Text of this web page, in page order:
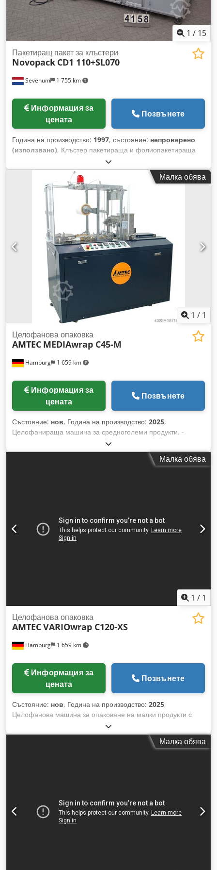
1 / 15
Sevenum 1 755 km
Пакетиращ пакет за клъстери
Novopack CD1 110+SL070
Информация за
цената
Позвънете
Година на производство: 1997, състояние: непроверено
(използвано), Клъстер пакетираща и фолиопакетираща
машина Марка: Novopack Csdjia I Ifepfx Al Ssrf Модел: CD1
110+SL070 Размери: 3600x2000x2150 мм Първа
запечатваща греда: 1050 мм Странична запечатваща
греда: 650 мм Подаван конвейер: Flexlink Мощност: 10kW
Продава се в състоянието, в което се намира или
модифицирана според изискванията на клиента
Малка обява
1 / 1
Hamburg 1 659 km
Целофанова опаковка
AMTEC MEDIAwrap C45-M
Информация за
цената
Позвънете
Състояние: нов, Година на производство: 2025,
Целофанираща машина за средноголеми продукти. -
Технически характеристики: максимален машинен цикъл в
празен ход: 45 цикъла/минута; размери на продукта (мм)
Д(110-190)xШ(70-150)xВ(5-30) - (Ш+В Cedpfx Alev Nkw Hs
Малка обява
1 / 1
Hamburg 1 659 km
Целофанова опаковка
AMTECVARIOwrap C120-XS
Информация за
цената
Позвънете
Състояние: нов, Година на производство: 2025,
Целофанова машина за опаковане на малки продукти с
целофанова фолио. AMTEC Cello Wrapper е
предназначена основно за целофаниране на малки кутии
като например за цигарени книжки, тестета карти, ножчета
опаковъчната машина: Д1500 x Ш700 x В1650 мм; тегло:
около 410 кг. Credpjv Nkxdefx Al Ssf Моля, имайте
предвид, че нашите цени за нови машини често са по-ниски
Малка обява